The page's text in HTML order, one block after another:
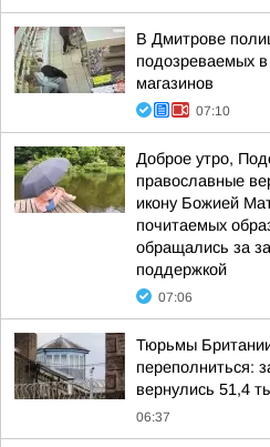
В Дмитрове
подозреваемых
магазинов
07:10
Доброе утро,
православные
икону Божией
почитаемых
обращались за
поддержкой
07:06
Тюрьмы
переполниться:
вернулись 51,4
06:37